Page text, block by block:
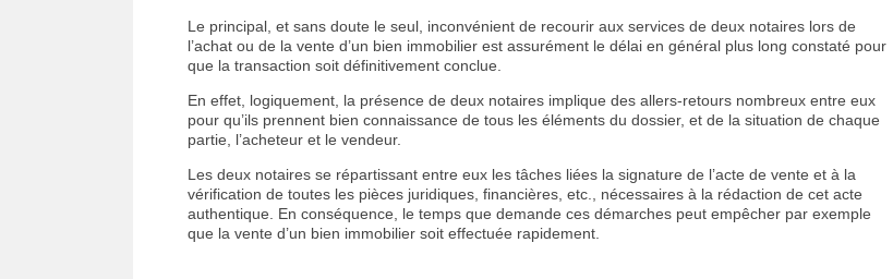
Le principal, et sans doute le seul, inconvénient de recourir aux services de deux notaires lors de
l’achat ou de la vente d’un bien immobilier est assurément le délai en général plus long constaté pour
que la transaction soit définitivement conclue.
En effet, logiquement, la présence de deux notaires implique des allers-retours nombreux entre eux
pour qu’ils prennent bien connaissance de tous les éléments du dossier, et de la situation de chaque
partie, l’acheteur et le vendeur.
Les deux notaires se répartissant entre eux les tâches liées la signature de l’acte de vente et à la
vérification de toutes les pièces juridiques, financières, etc., nécessaires à la rédaction de cet acte
authentique. En conséquence, le temps que demande ces démarches peut empêcher par exemple
que la vente d’un bien immobilier soit effectuée rapidement.